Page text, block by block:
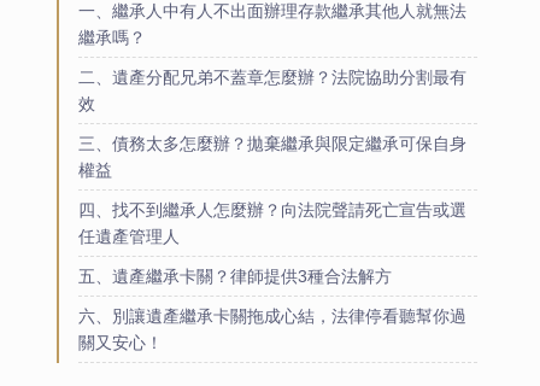
一、繼承人中有人不出面辦理存款繼承其他人就無法
繼承嗎？
二、遺產分配兄弟不蓋章怎麼辦？法院協助分割最有
效
三、債務太多怎麼辦？拋棄繼承與限定繼承可保自身
權益
四、找不到繼承人怎麼辦？向法院聲請死亡宣告或選
任遺產管理人
五、遺產繼承卡關？律師提供3種合法解方
六、別讓遺產繼承卡關拖成心結，法律停看聽幫你過
關又安心！